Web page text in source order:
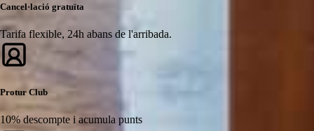
Cancel·lació gratuïta
Tarifa flexible, 24h abans de l'arribada.
Protur Club
10% descompte i acumula punts